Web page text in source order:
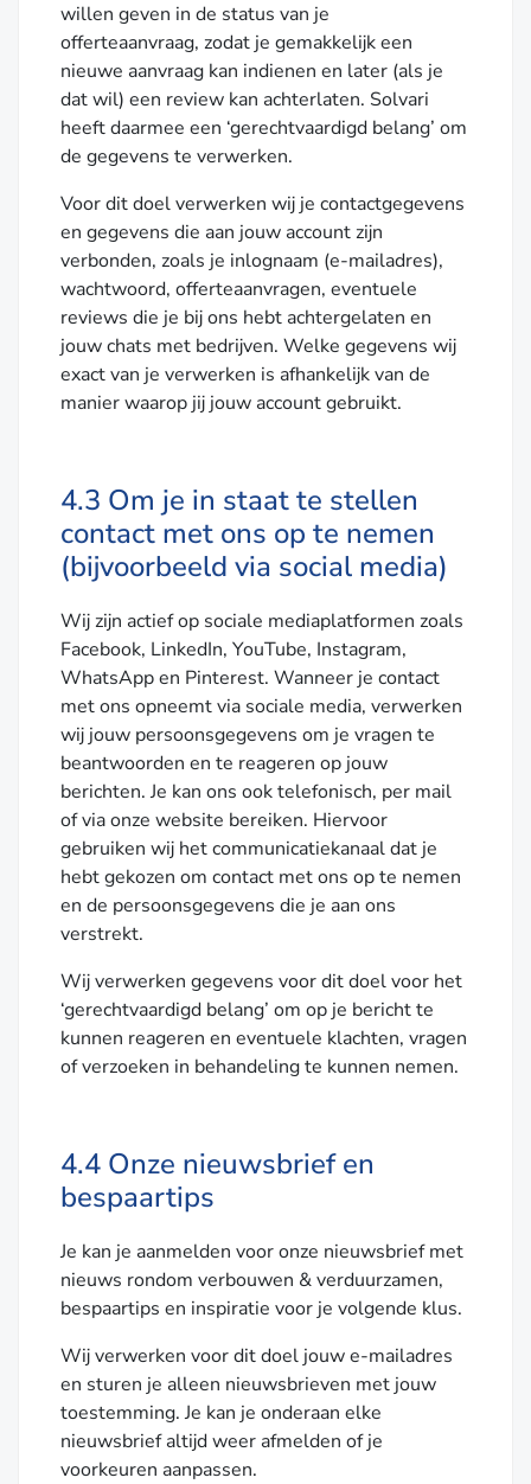
willen geven in de status van je
offerteaanvraag, zodat je gemakkelijk een
nieuwe aanvraag kan indienen en later (als je
dat wil) een review kan achterlaten. Solvari
heeft daarmee een ‘gerechtvaardigd belang’ om
de gegevens te verwerken.
Voor dit doel verwerken wij je contactgegevens
en gegevens die aan jouw account zijn
verbonden, zoals je inlognaam (e-mailadres),
wachtwoord, offerteaanvragen, eventuele
reviews die je bij ons hebt achtergelaten en
jouw chats met bedrijven. Welke gegevens wij
exact van je verwerken is afhankelijk van de
manier waarop jij jouw account gebruikt.
4.3 Om je in staat te stellen
contact met ons op te nemen
(bijvoorbeeld via social media)
Wij zijn actief op sociale mediaplatformen zoals
Facebook, LinkedIn, YouTube, Instagram,
WhatsApp en Pinterest. Wanneer je contact
met ons opneemt via sociale media, verwerken
wij jouw persoonsgegevens om je vragen te
beantwoorden en te reageren op jouw
berichten. Je kan ons ook telefonisch, per mail
of via onze website bereiken. Hiervoor
gebruiken wij het communicatiekanaal dat je
hebt gekozen om contact met ons op te nemen
en de persoonsgegevens die je aan ons
verstrekt.
Wij verwerken gegevens voor dit doel voor het
‘gerechtvaardigd belang’ om op je bericht te
kunnen reageren en eventuele klachten, vragen
of verzoeken in behandeling te kunnen nemen.
4.4 Onze nieuwsbrief en
bespaartips
Je kan je aanmelden voor onze nieuwsbrief met
nieuws rondom verbouwen & verduurzamen,
bespaartips en inspiratie voor je volgende klus.
Wij verwerken voor dit doel jouw e-mailadres
en sturen je alleen nieuwsbrieven met jouw
toestemming. Je kan je onderaan elke
nieuwsbrief altijd weer afmelden of je
voorkeuren aanpassen.